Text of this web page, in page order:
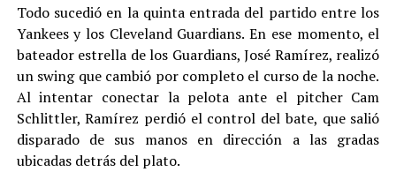
Todo sucedió en la quinta entrada del partido entre los
Yankees y los Cleveland Guardians. En ese momento, el
bateador estrella de los Guardians, José Ramírez, realizó
un swing que cambió por completo el curso de la noche.
Al intentar conectar la pelota ante el pitcher Cam
Schlittler, Ramírez perdió el control del bate, que salió
disparado de sus manos en dirección a las gradas
ubicadas detrás del plato.